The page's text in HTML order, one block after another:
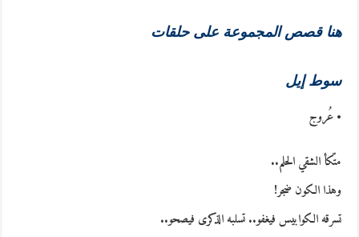
هنا قصص المجموعة على حلقات
سوط إيل
• عُروج
متّكأ الشقي الحلم..
وهذا الكون ضجر!
تسرقه الكوابيس فيغفو.. تسلبه الذكرى فيصحو..